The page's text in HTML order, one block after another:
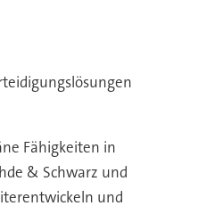
Fähigkeiten in
& Schwarz und
und